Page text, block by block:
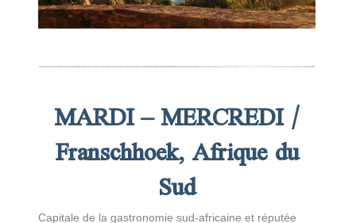
MARDI – MERCREDI /
Franschhoek, Afrique du
Sud
Capitale de la gastronomie sud-africaine et réputée